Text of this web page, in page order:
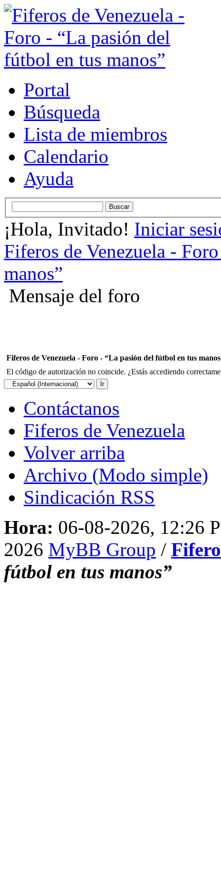
Portal
Búsqueda
Lista de miembros
Calendario
Ayuda
¡Hola, Invitado! Iniciar
Fiferos de Venezuela -
manos”
Mensaje del foro
Fiferos de Venezuela - Foro - “La pasión del fútbol en tus
El código de autorización no coincide. ¿Estás accediendo
Contáctanos
Fiferos de Venezuela
Volver arriba
Archivo (Modo simple)
Sindicación RSS
Hora: 06-08-2026, 12:26
2026 MyBB Group /
fútbol en tus manos”